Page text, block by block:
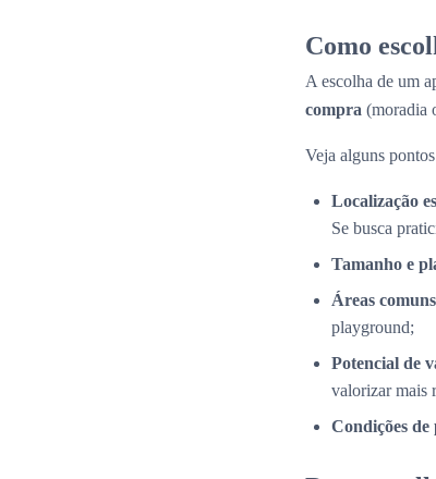
Como
A escolha de um
compra (moradia
Veja alguns
Localização
Se busca
Tamanho e
Áreas
playground;
Potencial de
valorizar mais
Condições de